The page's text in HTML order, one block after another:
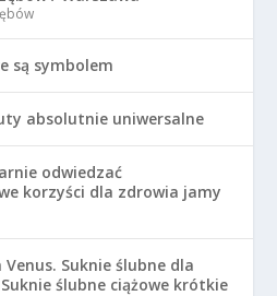
są symbolem
absolutnie uniwersalne
odwiedzać
korzyści dla zdrowia jamy
Suknie ślubne dla
ślubne ciążowe krótkie